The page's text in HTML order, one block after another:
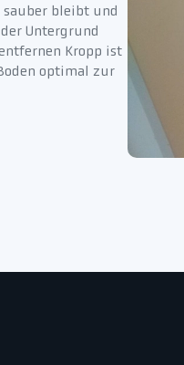
bleibt und
Untergrund
Kropp ist
optimal zur